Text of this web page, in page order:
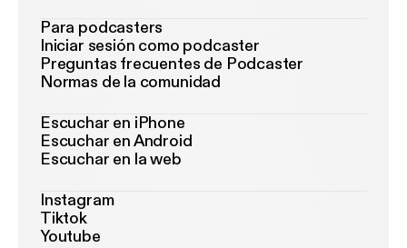
Para podcasters
Iniciar sesión como podcaster
Preguntas frecuentes de Podcaster
Normas de la comunidad
Escuchar en iPhone
Escuchar en Android
Escuchar en la web
Instagram
Tiktok
Youtube